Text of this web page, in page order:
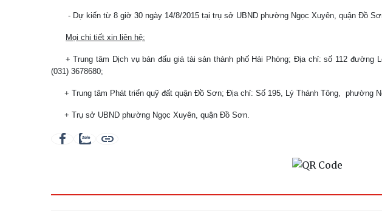
- Dự kiến từ 8 giờ 30 ngày 14/8/2015 tại trụ sở UBND phường Ngọc Xuyên, quận Đồ
Mọi chi tiết xin liên hệ:
+ Trung tâm Dịch vụ bán đấu giá tài sản thành phố Hải Phòng; Địa chỉ: số 112 đường
(031) 3678680;
+ Trung tâm Phát triển quỹ đất quận Đồ Sơn; Địa chỉ: Số 195, Lý Thánh Tông, phường
+ Trụ sở UBND phường Ngọc Xuyên, quận Đồ Sơn.